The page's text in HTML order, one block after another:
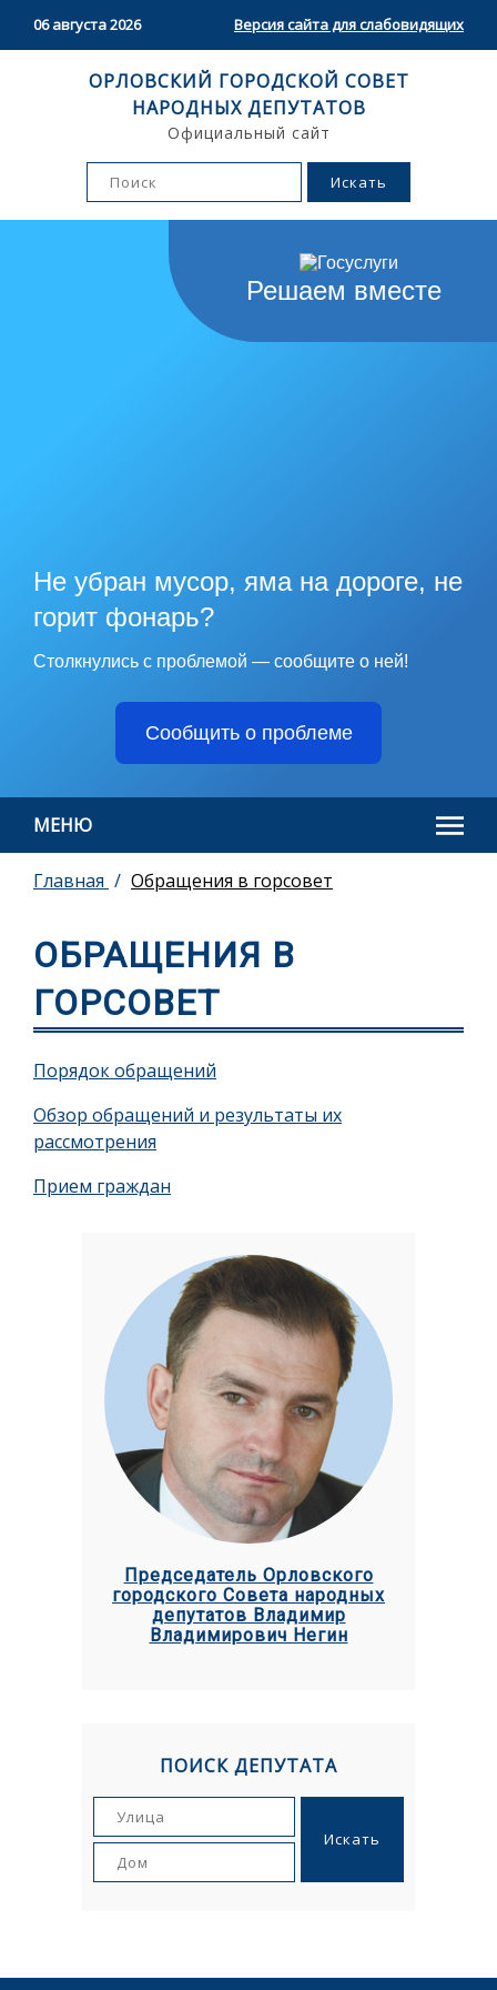
06 августа 2026 Версия сайта для слабовидящих
ОРЛОВСКИЙ ГОРОДСКОЙ СОВЕТ
НАРОДНЫХ ДЕПУТАТОВ
Официальный сайт
Решаем вместе
Не убран мусор, яма на дороге, не
горит фонарь?
Столкнулись с проблемой — сообщите о ней!
Сообщить о проблеме
МЕНЮ
Главная Обращения в горсовет
ОБРАЩЕНИЯ В
ГОРСОВЕТ
Порядок обращений
Обзор обращений и результаты их
рассмотрения
Прием граждан
Председатель Орловского
городского Совета народных
депутатов Владимир
Владимирович Негин
ПОИСК ДЕПУТАТА